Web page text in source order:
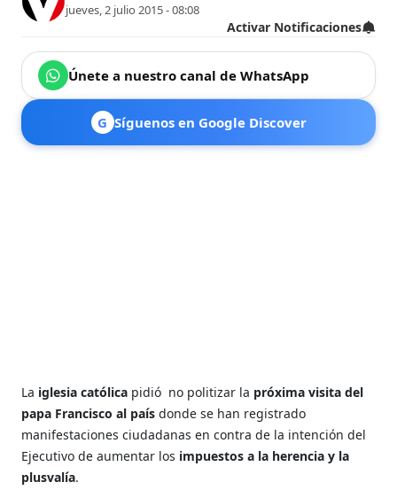
jueves, 2 julio 2015 - 08:08
Activar Notificaciones
Únete a nuestro canal de WhatsApp
G Síguenos en Google Discover
La iglesia católica pidió no politizar la próxima visita del
papa Francisco al paísdonde se han registrado
manifestaciones ciudadanas en contra de la intención del
Ejecutivo de aumentar los impuestos a la herencia y la
plusvalía.